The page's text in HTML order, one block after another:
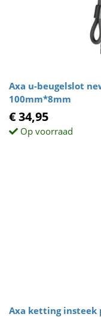
Axa u-beugelslot
100mm*8mm
€ 34,95
Op voorraad
Axa ketting insteek